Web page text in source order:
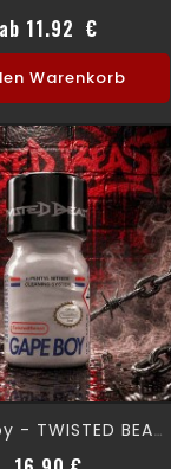
ab 11.92 €Preis
Warenkorb
Gape Boy - TWISTED BEAST 10ml